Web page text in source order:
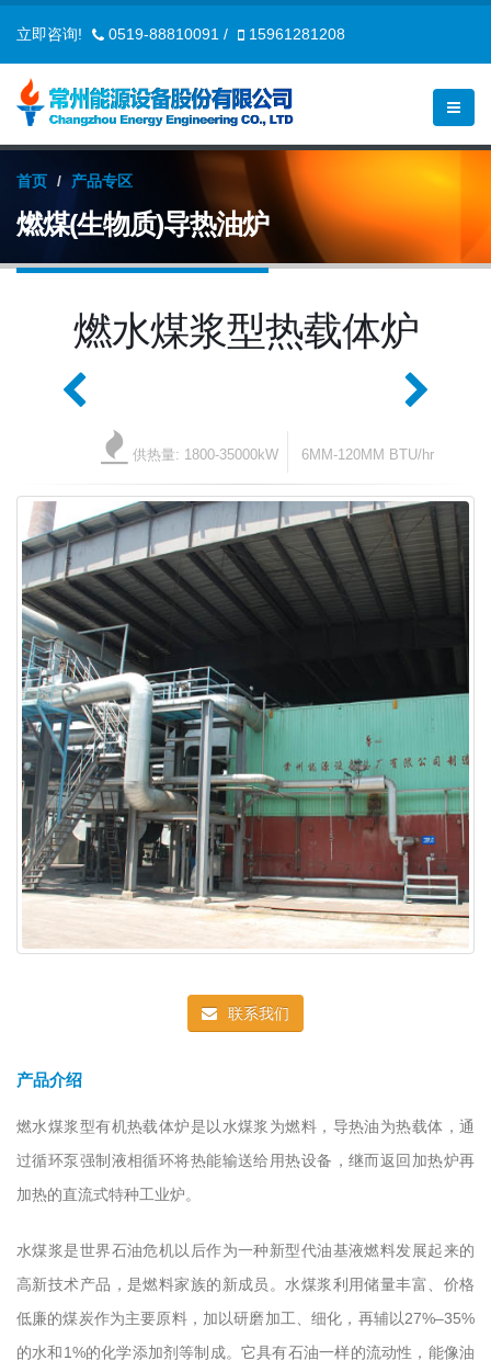
立即咨询! 0519-88810091 / 15961281208
首页 产品专区
燃煤(生物质)导热油炉
燃水煤浆型热载体炉
供热量: 1800-35000kW 6MM-120MM BTU/hr
联系我们
产品介绍
燃水煤浆型有机热载体炉是以水煤浆为燃料，导热油为热载体，通
过循环泵强制液相循环将热能输送给用热设备，继而返回加热炉再
加热的直流式特种工业炉。
水煤浆是世界石油危机以后作为一种新型代油基液燃料发展起来的
高新技术产品，是燃料家族的新成员。水煤浆利用储量丰富、价格
低廉的煤炭作为主要原料，加以研磨加工、细化，再辅以27%–35%
的水和1%的化学添加剂等制成。它具有石油一样的流动性，能像油